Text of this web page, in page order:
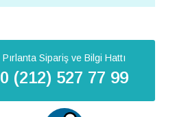
Pırlanta Sipariş ve Bilgi Hattı
0 (212) 527 77 99